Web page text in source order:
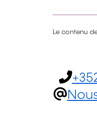
Le contenu